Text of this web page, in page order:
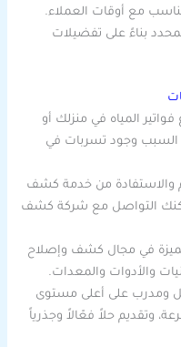
مع أوقات العملاء.
بناءً على تفضيلات
المياه في منزلك أو
السبب وجود تسربات في
والاستفادة من خدمة كشف
يُمكنك التواصل مع شركة كشف
في مجال كشف وإصلاح
والأدوات والمعدات.
ومدرب على أعلى مستوى
وتقديم حلاً فعّالاً وجذرياً